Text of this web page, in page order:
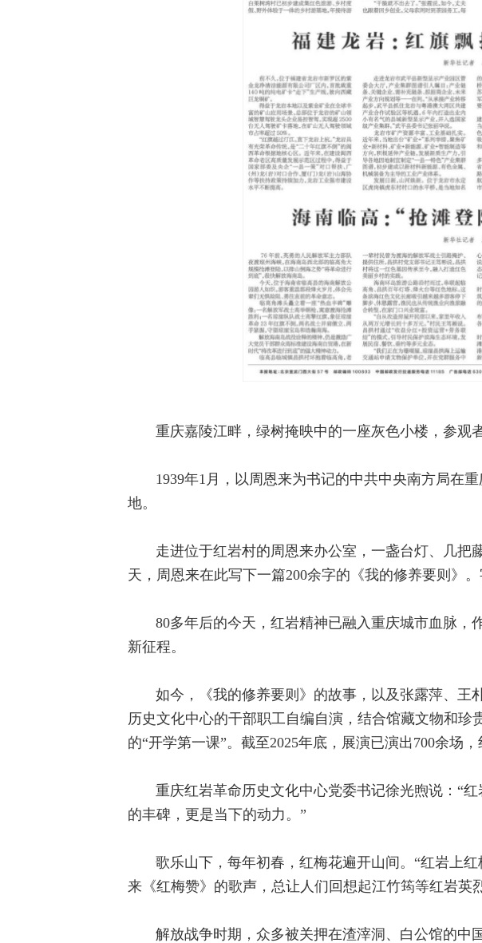
重庆嘉陵江畔，绿树掩映中的一座灰色小楼，参观
1939年1月，以周恩来为书记的中共中央南方局在
地。
走进位于红岩村的周恩来办公室，一盏台灯、几把
天，周恩来在此写下一篇200余字的《我的修养要则》
80多年后的今天，红岩精神已融入重庆城市血脉
新征程。
如今，《我的修养要则》的故事，以及张露萍、王
历史文化中心的干部职工自编自演，结合馆藏文物和
的“开学第一课”。截至2025年底，展演已演出700余场，
重庆红岩革命历史文化中心党委书记徐光煦说：“
的丰碑，更是当下的动力。”
歌乐山下，每年初春，红梅花遍开山间。“红岩上
来《红梅赞》的歌声，总让人们回想起江竹筠等红岩英
解放战争时期，众多被关押在渣滓洞、白公馆的中